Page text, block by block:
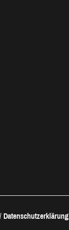
Datenschutzerklärung